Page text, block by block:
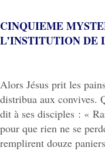
CINQUIEME
L’INSTITUTION DE
Alors Jésus prit les
distribua aux convives.
dit à ses disciples : «
pour que rien ne se
remplirent douze